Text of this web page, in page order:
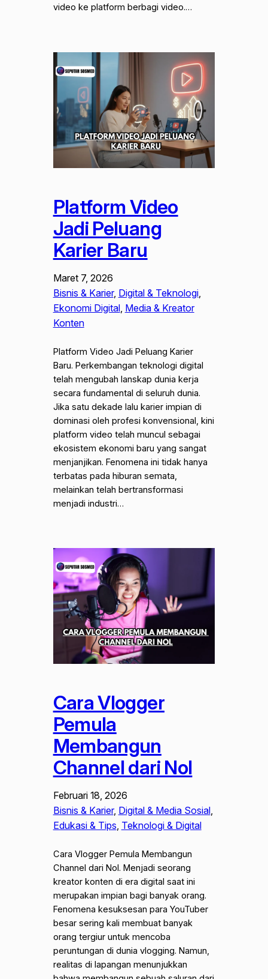
video ke platform berbagi video.…
Platform Video
Jadi Peluang
Karier Baru
Maret 7, 2026
Bisnis & Karier, Digital & Teknologi
Ekonomi Digital, Media & Kreator
Konten
Platform Video Jadi Peluang Karier
Baru. Perkembangan teknologi digital
telah mengubah lanskap dunia kerja
secara fundamental di seluruh dunia.
Jika satu dekade lalu karier impian di
dominasi oleh profesi konvensional, kini
platform video telah muncul sebagai
ekosistem ekonomi baru yang sangat
menjanjikan. Fenomena ini tidak hanya
terbatas pada hiburan semata,
melainkan telah bertransformasi
menjadi industri…
Cara Vlogger
Pemula
Membangun
Channel dari Nol
Februari 18, 2026
Bisnis & Karier, Digital & Media Sosial
Edukasi & Tips Teknologi & Digital
Cara Vlogger Pemula Membangun
Channel dari Nol. Menjadi seorang
kreator konten di era digital saat ini
merupakan impian bagi banyak orang.
Fenomena kesuksesan para YouTuber
besar sering kali membuat banyak
orang tergiur untuk mencoba
peruntungan di dunia vlogging. Namun,
realitas di lapangan menunjukkan